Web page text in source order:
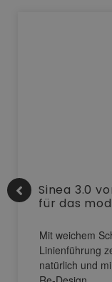
Sinea 3.0
für das
Mit weichem
Linienführung
natürlich und